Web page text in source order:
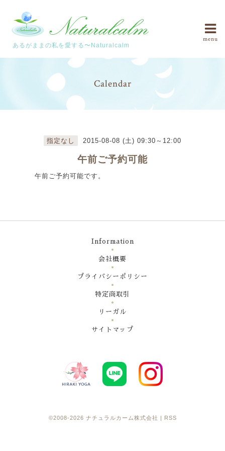
あるがままの私を愛する〜Naturalcalm
menu
Calendar
指定なし 2015-08-08 (土) 09:30～12:00
午前ご予約可能
午前ご予約可能です。
Information
会社概要
プライバシーポリシー
特定商取引
リーガル
サイトマップ
©2008-2026 ナチュラルカーム株式会社 RSS